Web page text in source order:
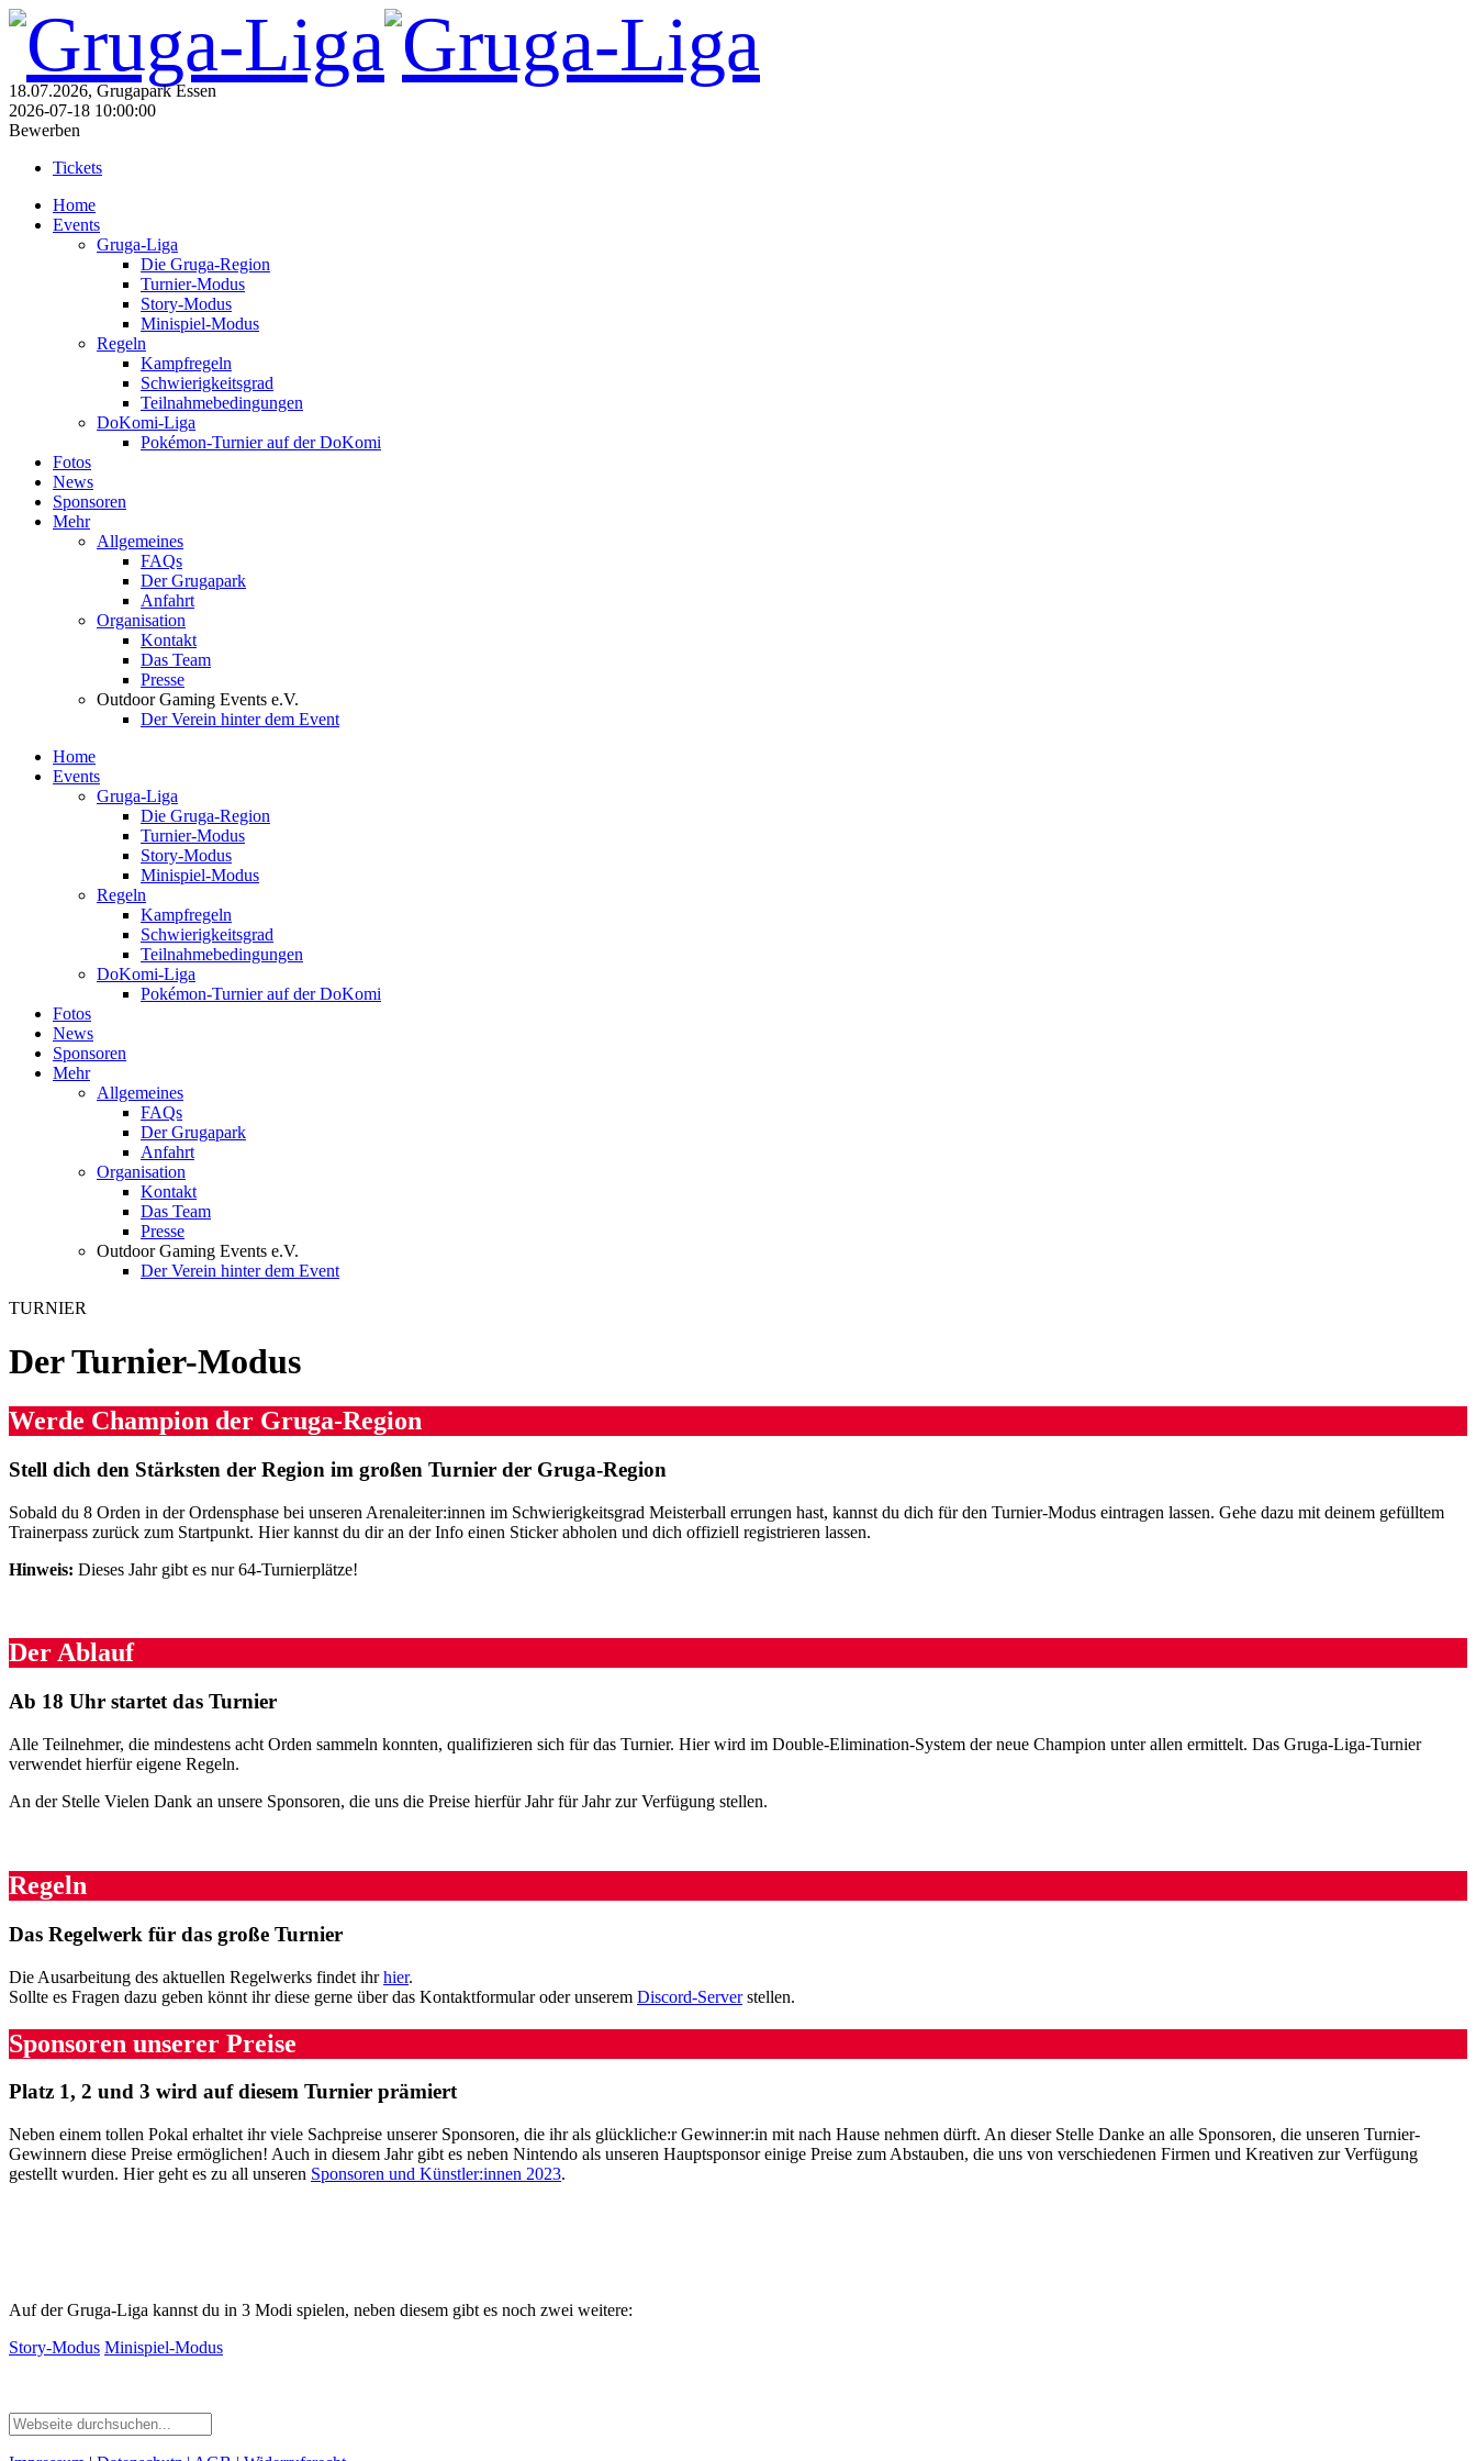
18.07.2026, Grugapark Essen
2026-07-18 10:00:00
Bewerben
Tickets
Home
Events
Gruga-Liga
Die Gruga-Region
Turnier-Modus
Story-Modus
Minispiel-Modus
Regeln
Kampfregeln
Schwierigkeitsgrad
Teilnahmebedingungen
DoKomi-Liga
Pokémon-Turnier auf der DoKomi
Fotos
News
Sponsoren
Mehr
Allgemeines
FAQs
Der Grugapark
Anfahrt
Organisation
Kontakt
Das Team
Presse
Outdoor Gaming Events e.V.
Der Verein hinter dem Event
Home
Events
Gruga-Liga
Die Gruga-Region
Turnier-Modus
Story-Modus
Minispiel-Modus
Regeln
Kampfregeln
Schwierigkeitsgrad
Teilnahmebedingungen
DoKomi-Liga
Pokémon-Turnier auf der DoKomi
Fotos
News
Sponsoren
Mehr
Allgemeines
FAQs
Der Grugapark
Anfahrt
Organisation
Kontakt
Das Team
Presse
Outdoor Gaming Events e.V.
Der Verein hinter dem Event
TURNIER
DerTurnier-Modus
Werde Champion der Gruga-Region
Stell dich den Stärksten der Region im großen Turnier der Gruga-Region
Sobald du 8 Orden in der Ordensphase bei unseren Arenaleiter:innen im Schwierigkeitsgrad Meisterball errungen hast, kannst du dich für den Turnier-Modus eintragen lassen. Gehe dazu mit deinem gefülltem
Trainerpass zurück zum Startpunkt. Hier kannst du dir an der Info einen Sticker abholen und dich offiziell registrieren lassen.
Hinweis: Dieses Jahr gibt es nur 64-Turnierplätze!
Der Ablauf
Ab 18 Uhr startet das Turnier
Alle Teilnehmer, die mindestens acht Orden sammeln konnten, qualifizieren sich für das Turnier. Hier wird im Double-Elimination-System der neue Champion unter allen ermittelt. Das Gruga-Liga-Turnier
verwendet hierfür eigene Regeln.
An der Stelle Vielen Dank an unsere Sponsoren, die uns die Preise hierfür Jahr für Jahr zur Verfügung stellen.
Regeln
Das Regelwerk für das große Turnier
Die Ausarbeitung des aktuellen Regelwerks findet ihrhier.
Sollte es Fragen dazu geben könnt ihr diese gerne über das Kontaktformular oder unserem Discord-Serverstellen.
Sponsoren unserer Preise
Platz 1, 2 und 3 wird auf diesem Turnier prämiert
Neben einem tollen Pokal erhaltet ihr viele Sachpreise unserer Sponsoren, die ihr als glückliche:r Gewinner:in mit nach Hause nehmen dürft. An dieser Stelle Danke an alle Sponsoren, die unseren Turnier-
Gewinnern diese Preise ermöglichen! Auch in diesem Jahr gibt es neben Nintendo als unseren Hauptsponsor einige Preise zum Abstauben, die uns von verschiedenen Firmen und Kreativen zur Verfügung
gestellt wurden. Hier geht es zu all unseren Sponsoren und Künstler:innen 2023.
Auf der Gruga-Liga kannst du in 3 Modi spielen, neben diesem gibt es noch zwei weitere:
Story-Modus Minispiel-Modus